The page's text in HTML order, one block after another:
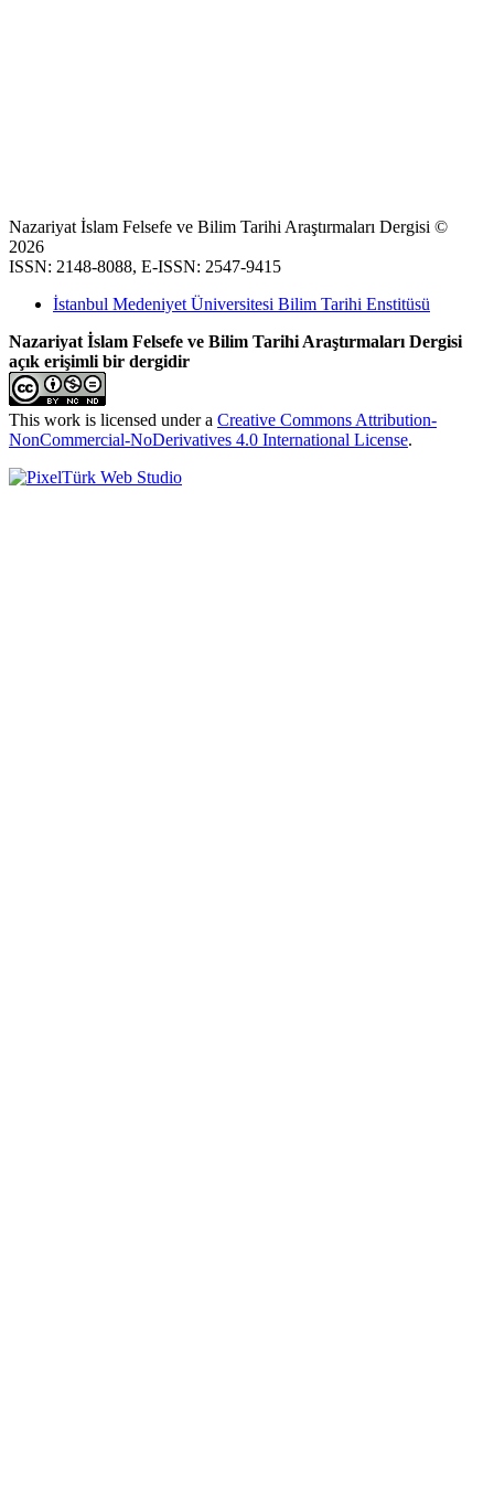
Nazariyat İslam Felsefe ve Bilim Tarihi Araştırmaları Dergisi ©
2026
ISSN: 2148-8088, E-ISSN: 2547-9415
İstanbul Medeniyet Üniversitesi Bilim Tarihi Enstitüsü
Nazariyat İslam Felsefe ve Bilim Tarihi Araştırmaları Dergisi
açık erişimli bir dergidir
This work is licensed under a Creative Commons Attribution-
NonCommercial-NoDerivatives 4.0 International License.